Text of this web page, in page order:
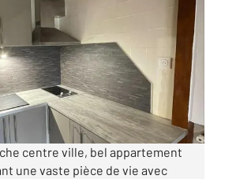
T3 à louer
comprises
centre ville, bel appartement
une vaste pièce de vie avec